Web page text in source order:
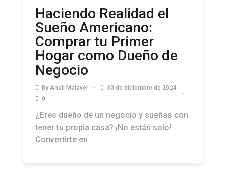
Haciendo Realidad el
Sueño Americano:
Comprar tu Primer
Hogar como Dueño de
Negocio
By Anali Malaver
30 de diciembre de 2024
0
¿Eres dueño de un negocio y sueñas con
tener tu propia casa? ¡No estás solo!
Convertirte en